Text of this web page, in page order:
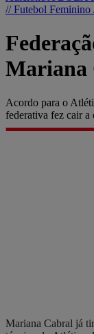
// Futebol Feminino
Mariana
Acordo para o
federativa fez cair a
Mariana Cabral já